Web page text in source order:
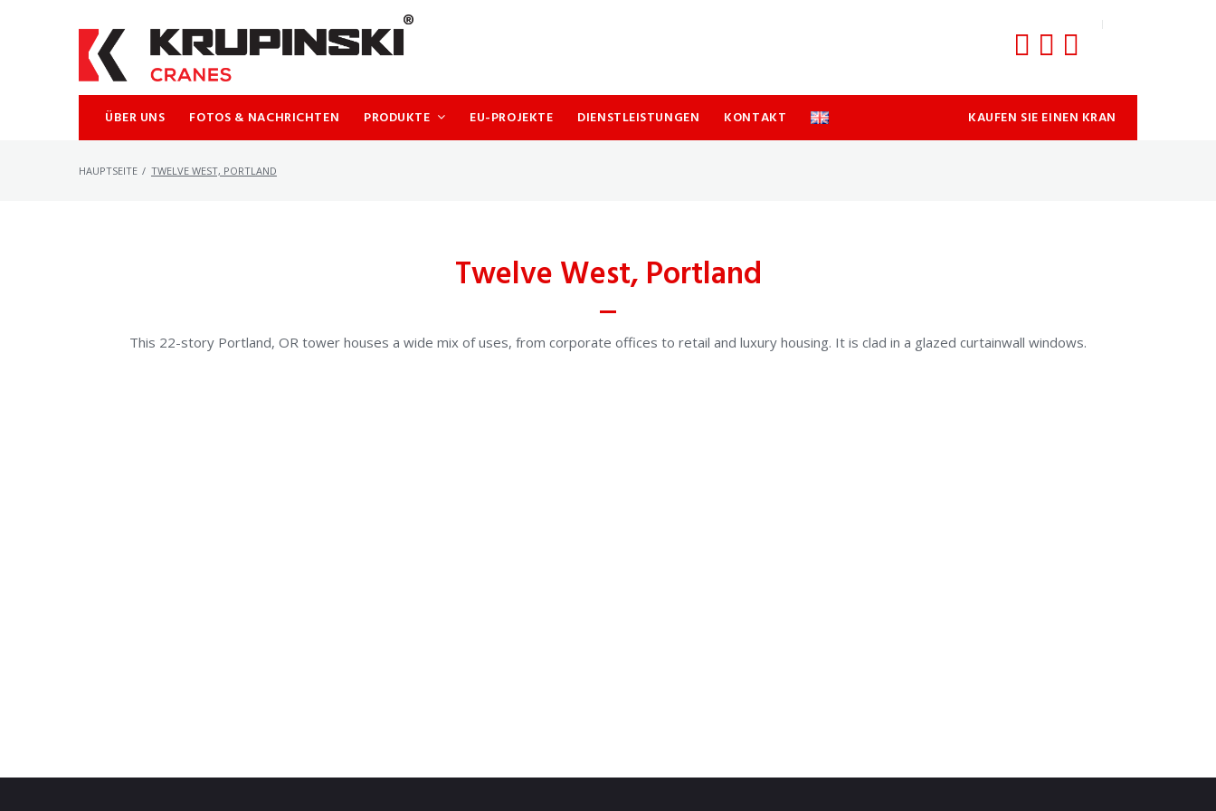
ÜBER UNS FOTOS & NACHRICHTEN PRODUKTE EU-PROJEKTE DIENSTLEISTUNGEN KONTAKT KAUFEN SIE EINEN KRAN
HAUPTSEITE / TWELVE WEST, PORTLAND
Twelve West, Portland
This 22-story Portland, OR tower houses a wide mix of uses, from corporate offices to retail and luxury housing. It is clad in a glazed curtainwall windows.